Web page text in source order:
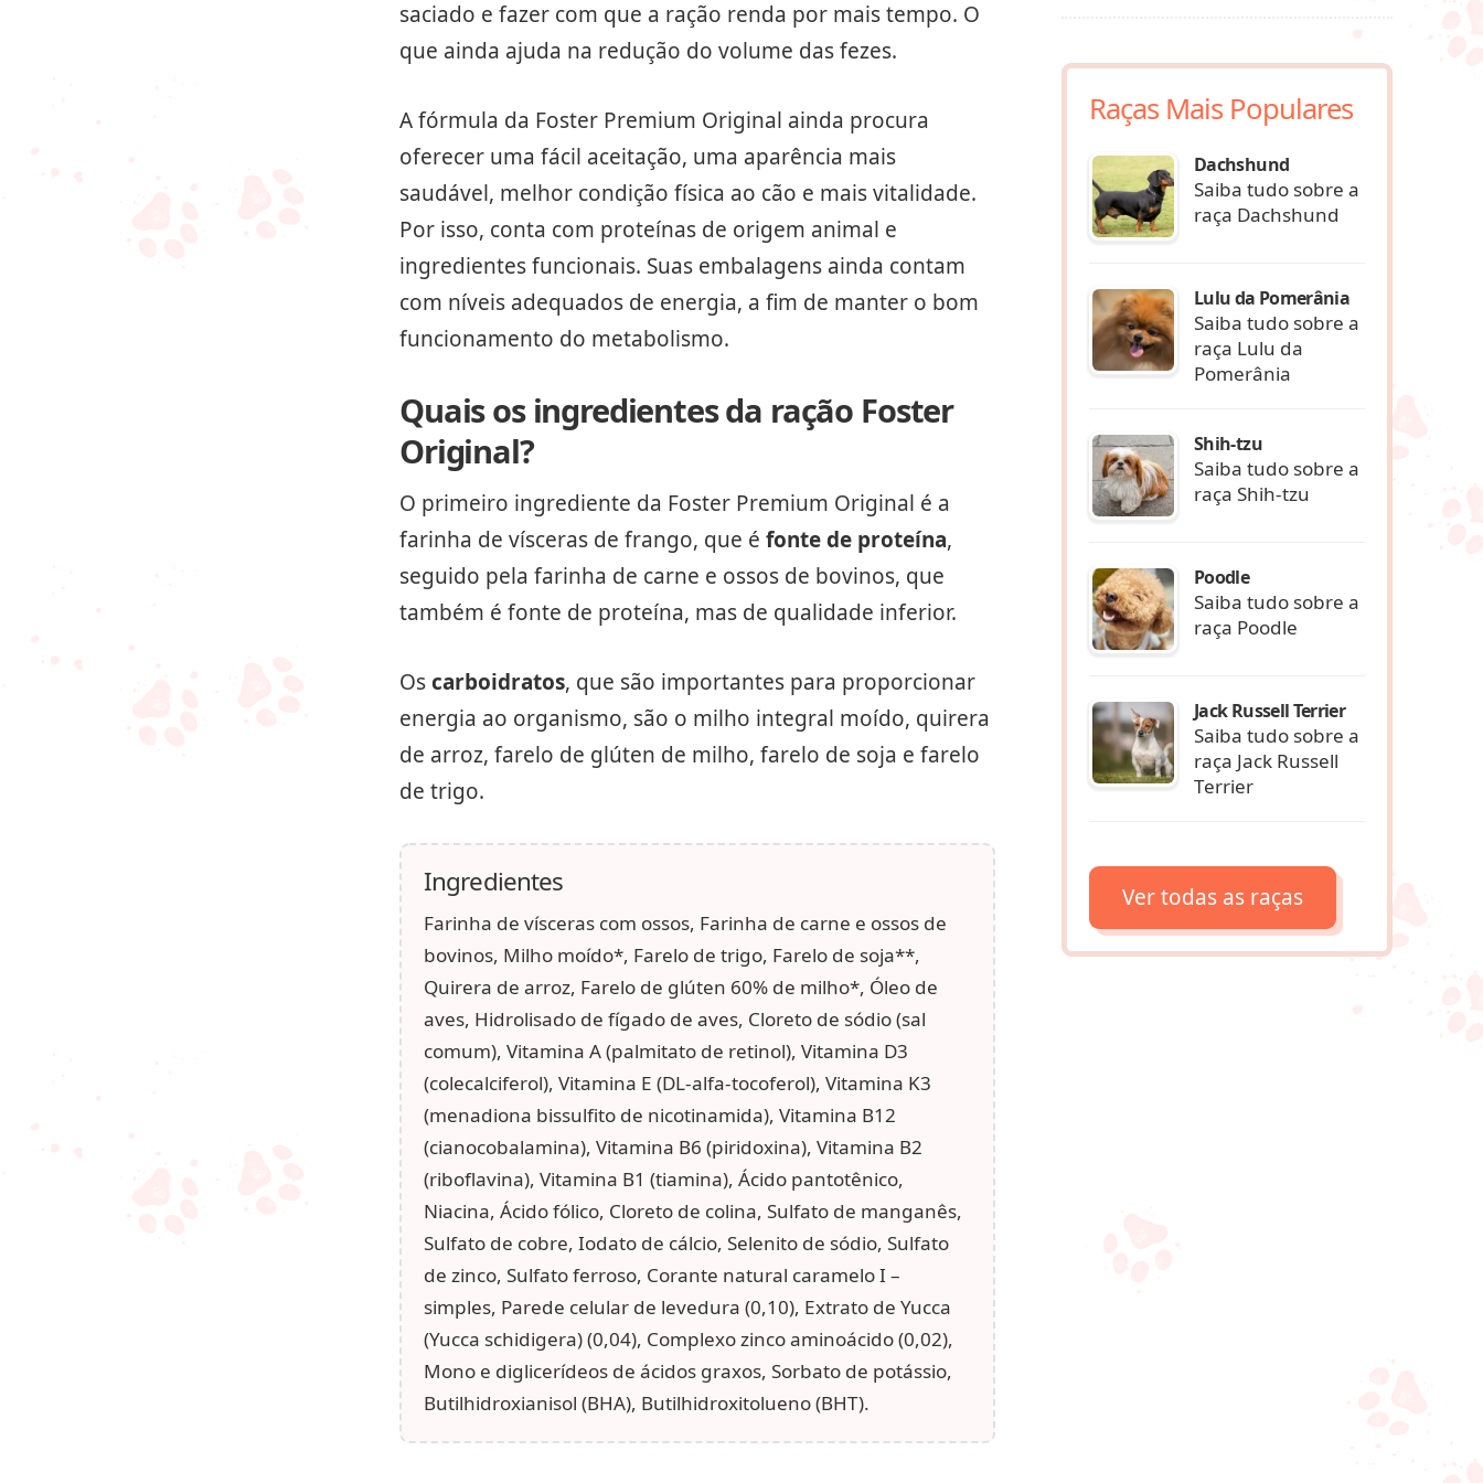
saciado e fazer com que a ração renda por mais tempo. O
que ainda ajuda na redução do volume das fezes.
A fórmula da Foster Premium Original ainda procura
oferecer uma fácil aceitação, uma aparência mais
saudável, melhor condição física ao cão e mais vitalidade.
Por isso, conta com proteínas de origem animal e
ingredientes funcionais. Suas embalagens ainda contam
com níveis adequados de energia, a fim de manter o bom
funcionamento do metabolismo.
Quais os ingredientes da ração Foster
Original?
O primeiro ingrediente da Foster Premium Original é a
farinha de vísceras de frango, que é fonte de proteína,
seguido pela farinha de carne e ossos de bovinos, que
também é fonte de proteína, mas de qualidade inferior.
Oscarboidratos, que são importantes para proporcionar
energia ao organismo, são o milho integral moído, quirera
de arroz, farelo de glúten de milho, farelo de soja e farelo
de trigo.
Ingredientes
Farinha de vísceras com ossos, Farinha de carne e ossos de
bovinos, Milho moído*, Farelo de trigo, Farelo de soja**,
Quirera de arroz, Farelo de glúten 60% de milho*, Óleo de
aves, Hidrolisado de fígado de aves, Cloreto de sódio (sal
comum), Vitamina A (palmitato de retinol), Vitamina D3
(colecalciferol), Vitamina E (DL-alfa-tocoferol), Vitamina K3
(menadiona bissulfito de nicotinamida), Vitamina B12
(cianocobalamina), Vitamina B6 (piridoxina), Vitamina B2
(riboflavina), Vitamina B1 (tiamina), Ácido pantotênico,
Niacina, Ácido fólico, Cloreto de colina, Sulfato de manganês,
Sulfato de cobre, Iodato de cálcio, Selenito de sódio, Sulfato
de zinco, Sulfato ferroso, Corante natural caramelo I –
simples, Parede celular de levedura (0,10), Extrato de Yucca
(Yucca schidigera) (0,04), Complexo zinco aminoácido (0,02),
Mono e diglicerídeos de ácidos graxos, Sorbato de potássio,
Butilhidroxianisol (BHA), Butilhidroxitolueno (BHT).
Raças Mais Populares
Dachshund
Saiba tudo sobre a
raça Dachshund
Lulu da Pomerânia
Saiba tudo sobre a
raça Lulu da
Pomerânia
Shih-tzu
Saiba tudo sobre a
raça Shih-tzu
Poodle
Saiba tudo sobre a
raça Poodle
Jack Russell Terrier
Saiba tudo sobre a
raça Jack Russell
Terrier
Ver todas as raças